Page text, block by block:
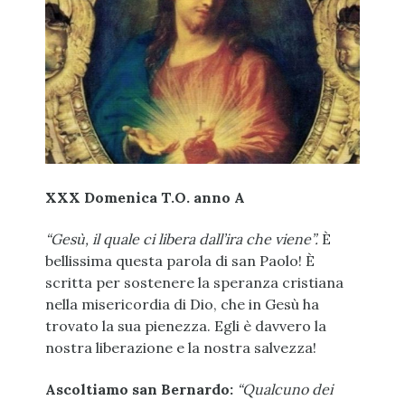
XXX Domenica T.O. anno A
“Gesù, il quale ci libera dall’ira che viene”.È
bellissima questa parola di san Paolo! È
scritta per sostenere la speranza cristiana
nella misericordia di Dio, che in Gesù ha
trovato la sua pienezza. Egli è davvero la
nostra liberazione e la nostra salvezza!
Ascoltiamo san Bernardo: “Qualcuno dei